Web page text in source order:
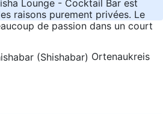
Lounge - Cocktail Bar est
raisons purement privées. Le
de passion dans un court
Ortenaukreis